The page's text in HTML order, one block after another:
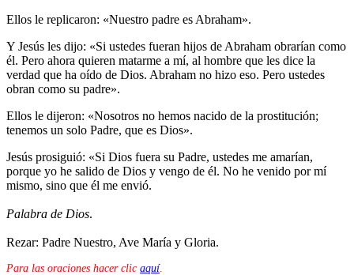
Ellos le replicaron: «Nuestro padre es Abraham».
Y Jesús les dijo: «Si ustedes fueran hijos de Abraham obrarían como
él. Pero ahora quieren matarme a mí, al hombre que les dice la
verdad que ha oído de Dios. Abraham no hizo eso. Pero ustedes
obran como su padre».
Ellos le dijeron: «Nosotros no hemos nacido de la prostitución;
tenemos un solo Padre, que es Dios».
Jesús prosiguió: «Si Dios fuera su Padre, ustedes me amarían,
porque yo he salido de Dios y vengo de él. No he venido por mí
mismo, sino que él me envió.
Palabra de Dios.
Rezar: Padre Nuestro, Ave María y Gloria.
Para las oraciones hacer clic aquí.